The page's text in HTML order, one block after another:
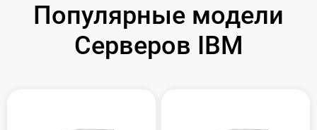
Популярные модели
Серверов IBM